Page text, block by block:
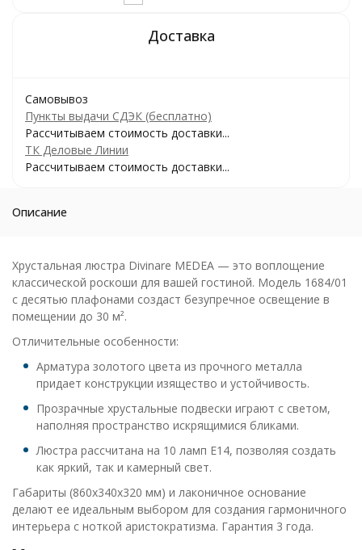
Самовывоз
Пункты выдачи СДЭК (бесплатно)
Рассчитываем стоимость доставки...
ТК Деловые Линии
Рассчитываем стоимость доставки...
Описание
Хрустальная люстра Divinare MEDEA — это воплощение
классической роскоши для вашей гостиной. Модель 1684/01
с десятью плафонами создаст безупречное освещение в
помещении до 30 м².
Отличительные особенности:
Арматура золотого цвета из прочного металла
придает конструкции изящество и устойчивость.
Прозрачные хрустальные подвески играют с светом,
наполняя пространство искрящимися бликами.
Люстра рассчитана на 10 ламп E14, позволяя создать
как яркий, так и камерный свет.
Габариты (860x340x320 мм) и лаконичное основание
делают ее идеальным выбором для создания гармоничного
интерьера с ноткой аристократизма. Гарантия 3 года.